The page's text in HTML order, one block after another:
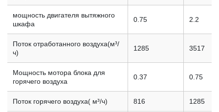
мощность двигателя вытяжного
шкафа
0.75 2.2
Поток отработанного воздуха(м³/
ч)
1285 3517
Мощность мотора блока для
горячего воздуха
0.37 0.75
Поток горячего воздуха( м³/ч) 816 1285